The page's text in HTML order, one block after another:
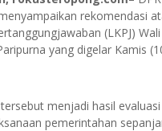
rekomendasi
(LKPJ)
yang digelar Kamis
menjadi hasil
pemerintahan